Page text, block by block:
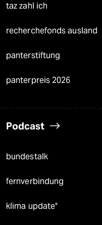
taz zahl ich
recherchefonds ausland
panterstiftung
panterpreis 2026
Podcast
bundestalk
fernverbindung
klima update°